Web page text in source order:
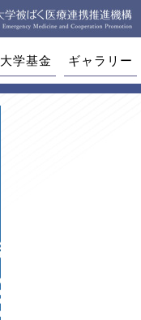
大学基金 ギャラリー